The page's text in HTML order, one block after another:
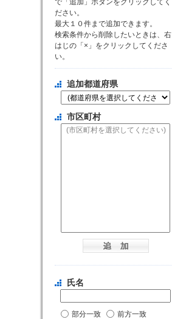
で「追加」ボタンをクリックしてく
ださい。
最大１０件まで追加できます。
検索条件から削除したいときは、右
はじの「×」をクリックしてくださ
い。
追加都道府県
市区町村
氏名
部分一致 前方一致